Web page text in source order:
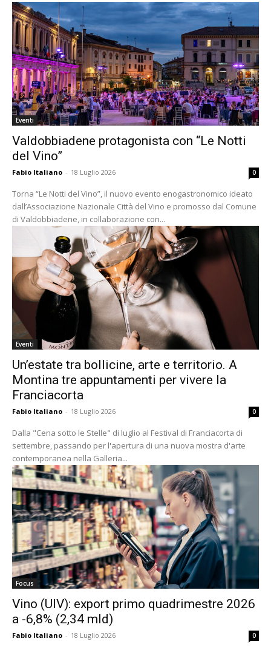
Eventi
Valdobbiadene protagonista con “Le Notti
del Vino”
Fabio Italiano - 18 Luglio 2026 0
Torna “Le Notti del Vino”, il nuovo evento enogastronomico ideato
dall’Associazione Nazionale Città del Vino e promosso dal Comune
di Valdobbiadene, in collaborazione con...
Eventi
Un’estate tra bollicine, arte e territorio. A
Montina tre appuntamenti per vivere la
Franciacorta
Fabio Italiano - 18 Luglio 2026 0
Dalla "Cena sotto le Stelle" di luglio al Festival di Franciacorta di
settembre, passando per l'apertura di una nuova mostra d'arte
contemporanea nella Galleria...
Focus
Vino (UIV): export primo quadrimestre 2026
a -6,8% (2,34 mld)
Fabio Italiano - 18 Luglio 2026 0